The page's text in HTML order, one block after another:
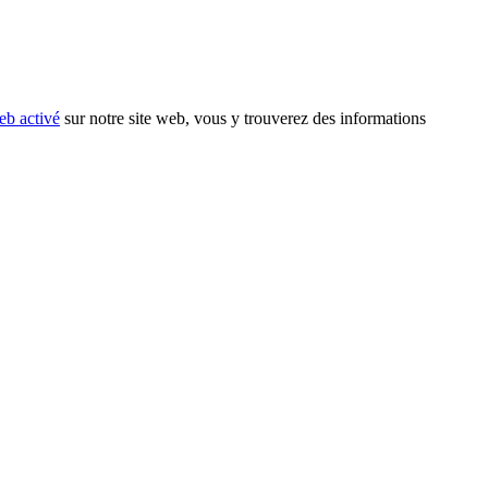
activé sur notre site web, vous y trouverez des informations